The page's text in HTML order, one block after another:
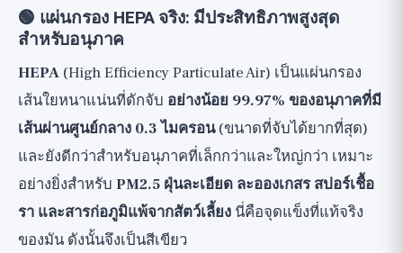
🟢 แผ่นกรอง HEPA จริง: มีประสิทธิภาพสูงสุด
สำหรับอนุภาค
HEPA (High Efficiency Particulate Air) เป็นแผ่นกรอง
เส้นใยหนาแน่นที่ดักจับ อย่างน้อย 99.97% ของอนุภาคที่มี
เส้นผ่านศูนย์กลาง 0.3 ไมครอน(ขนาดที่จับได้ยากที่สุด)
และยังดีกว่าสำหรับอนุภาคที่เล็กกว่าและใหญ่กว่า เหมาะ
อย่างยิ่งสำหรับ PM2.5 ฝุ่นละเอียด ละอองเกสร สปอร์เชื้อ
รา และสารก่อภูมิแพ้จากสัตว์เลี้ยง นี่คือจุดแข็งที่แท้จริง
ของมัน ดังนั้นจึงเป็นสีเขียว